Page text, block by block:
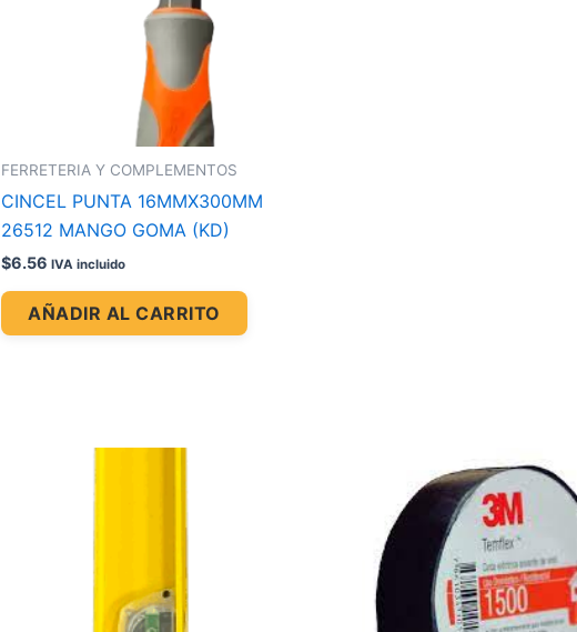
FERRETERIA Y COMPLEMENTOS
CINCEL PUNTA 16MMX300MM
26512 MANGO GOMA (KD)
$6.56 IVA incluido
AÑADIR AL CARRITO